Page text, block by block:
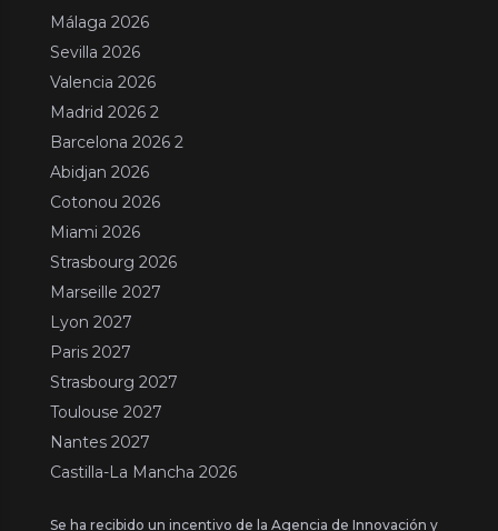
Málaga 2026
Sevilla 2026
Valencia 2026
Madrid 2026 2
Barcelona 2026 2
Abidjan 2026
Cotonou 2026
Miami 2026
Strasbourg 2026
Marseille 2027
Lyon 2027
Paris 2027
Strasbourg 2027
Toulouse 2027
Nantes 2027
Castilla-La Mancha 2026
Se ha recibido un incentivo de la Agencia de Innovación y